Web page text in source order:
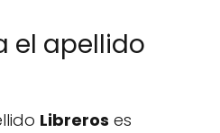
el apellido
Libreros es